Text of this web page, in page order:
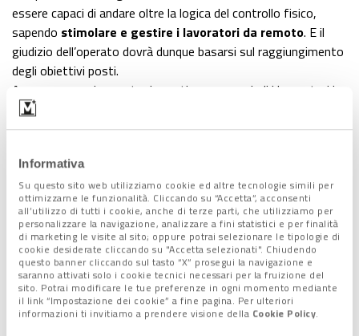
Informativa
Su questo sito web utilizziamo cookie ed altre tecnologie simili per
ottimizzarne le funzionalità. Cliccando su “Accetta”, acconsenti
all’utilizzo di tutti i cookie, anche di terze parti, che utilizziamo per
personalizzare la navigazione, analizzare a fini statistici e per finalità
di marketing le visite al sito; oppure potrai selezionare le tipologie di
cookie desiderate cliccando su "Accetta selezionati". Chiudendo
questo banner cliccando sul tasto “X” prosegui la navigazione e
saranno attivati solo i cookie tecnici necessari per la fruizione del
sito. Potrai modificare le tue preferenze in ogni momento mediante
il link “Impostazione dei cookie” a fine pagina. Per ulteriori
informazioni ti invitiamo a prendere visione della Cookie Policy.
essere capaci di andare oltre la logica del controllo fisico,
sapendo stimolare e gestire i lavoratori da remoto. E il
giudizio dell’operato dovrà dunque basarsi sul raggiungimento
degli obiettivi posti.
A essere maggiormente ricercati saranno quindi i lavoratori in
grado di offrire un
trasversalitàpropria di un lavoro ibrido.